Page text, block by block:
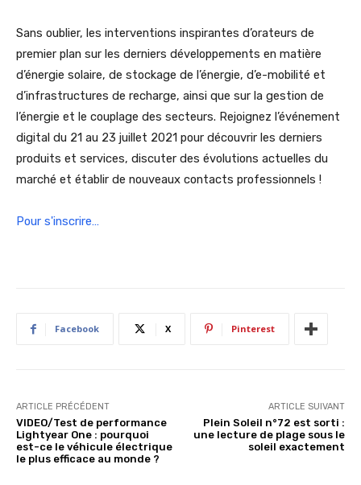
Sans oublier, les interventions inspirantes d’orateurs de
premier plan sur les derniers développements en matière
d’énergie solaire, de stockage de l’énergie, d’e-mobilité et
d’infrastructures de recharge, ainsi que sur la gestion de
l’énergie et le couplage des secteurs. Rejoignez l’événement
digital du 21 au 23 juillet 2021 pour découvrir les derniers
produits et services, discuter des évolutions actuelles du
marché et établir de nouveaux contacts professionnels !
Pour s'inscrire…
Facebook X Pinterest
ARTICLE PRÉCÉDENT
VIDEO/Test de performance
Lightyear One : pourquoi
est-ce le véhicule électrique
le plus efficace au monde ?
ARTICLE SUIVANT
Plein Soleil n°72 est sorti :
une lecture de plage sous le
soleil exactement